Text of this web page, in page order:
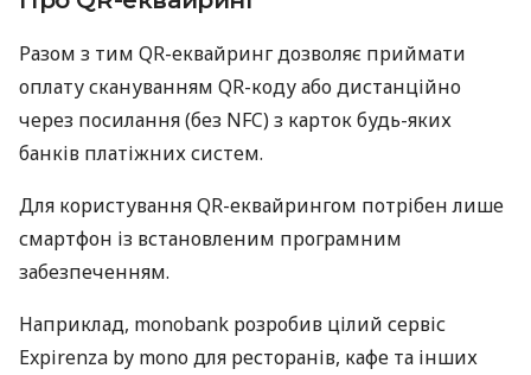
Разом з тим QR-еквайринг дозволяє приймати
оплату скануванням QR-коду або дистанційно
через посилання (без NFC) з карток будь-яких
банків платіжних систем.
Для користування QR-еквайрингом потрібен лише
смартфон із встановленим програмним
забезпеченням.
Наприклад, monobank розробив цілий сервіс
Expirenza by mono для ресторанів, кафе та інших